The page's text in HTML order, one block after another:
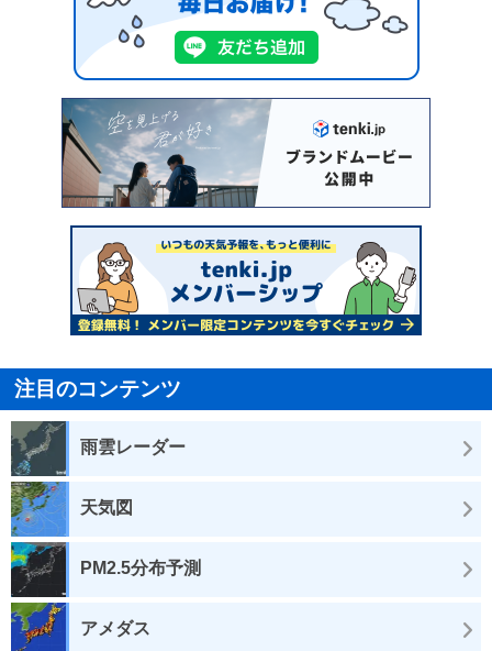
注目のコンテンツ
雨雲レーダー
天気図
PM2.5分布予測
アメダス